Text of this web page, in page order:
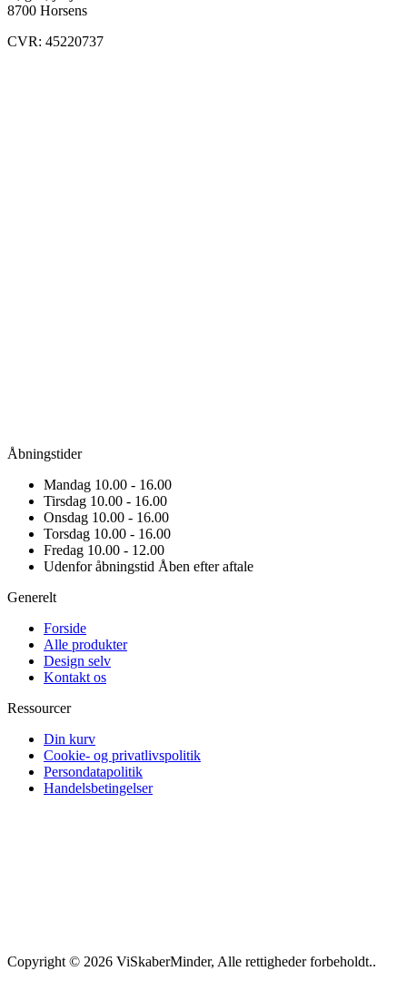
8700 Horsens
CVR: 45220737
Åbningstider
Mandag 10.00 - 16.00
Tirsdag 10.00 - 16.00
Onsdag 10.00 - 16.00
Torsdag 10.00 - 16.00
Fredag 10.00 - 12.00
Udenfor åbningstid Åben efter aftale
Generelt
Forside
Alle produkter
Design selv
Kontakt os
Ressourcer
Din kurv
Cookie- og privatlivspolitik
Persondatapolitik
Handelsbetingelser
Copyright © 2026 ViSkaberMinder, Alle rettigheder forbeholdt..